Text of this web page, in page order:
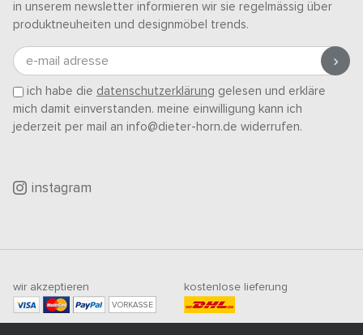
in unserem newsletter informieren wir sie regelmässig über
produktneuheiten und designmöbel trends.
e-mail adresse
ich habe die datenschutzerklärung gelesen und erkläre
mich damit einverstanden. meine einwilligung kann ich
jederzeit per mail an info@dieter-horn.de widerrufen.
instagram
wir akzeptieren
VORKASSE
kostenlose lieferung
mindestbestellwert